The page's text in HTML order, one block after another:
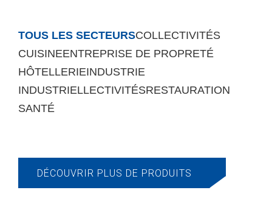
TOUS LES SECTEURSCOLLECTIVITÉS
CUISINEENTREPRISE DE PROPRETÉ
HÔTELLERIEINDUSTRIE
INDUSTRIELLECTIVITÉSRESTAURATION
SANTÉ
DÉCOUVRIR PLUS DE PRODUITS